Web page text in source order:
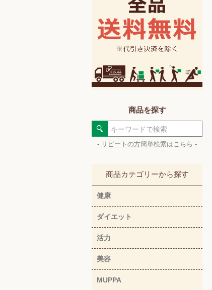
商品を探す
- リピートの方簡単検索はこちら -
商品カテゴリーから探す
健康
ダイエット
活力
美容
MUPPA